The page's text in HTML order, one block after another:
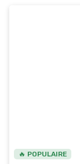
🔥 POPULAIRE